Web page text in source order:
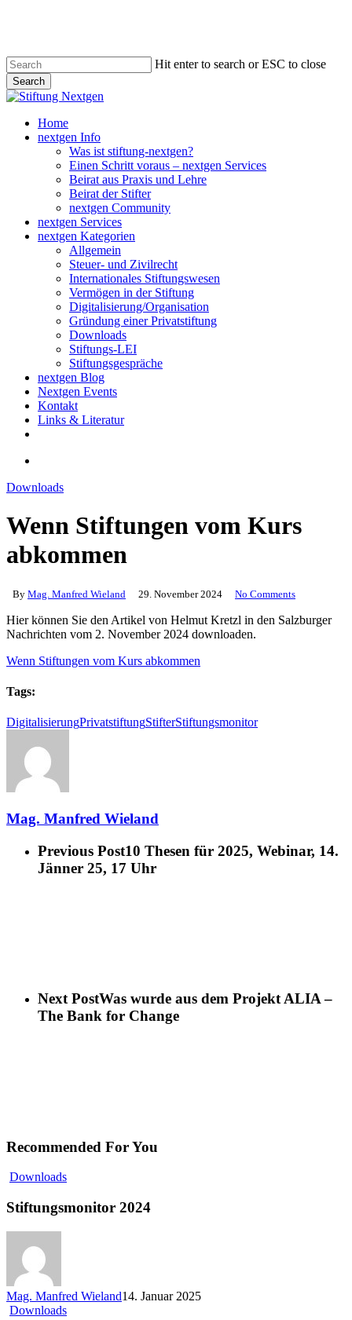
content
Hit enter to search or ESC to close
Search
Close
search
Menu
Home
nextgen Info
Was ist stiftung-nextgen?
Einen Schritt voraus – nextgen Services
Beirat aus Praxis und Lehre
Beirat der Stifter
nextgen Community
nextgen Services
nextgen Kategorien
Allgemein
Steuer- und Zivilrecht
Internationales Stiftungswesen
Vermögen in der Stiftung
Digitalisierung/Organisation
Gründung einer Privatstiftung
Downloads
Stiftungs-LEI
Stiftungsgespräche
nextgen Blog
Nextgen Events
Kontakt
Links & Literatur
Downloads
Wenn Stiftungen vom Kurs
abkommen
By Mag. Manfred Wieland 29. November 2024 No Comments
Hier können Sie den Artikel von Helmut Kretzl in den Salzburger
Nachrichten vom 2. November 2024 downloaden.
Wenn Stiftungen vom Kurs abkommen
Tags:
DigitalisierungPrivatstiftungStifterStiftungsmonitor
Mag. Manfred Wieland
Previous Post10 Thesen für 2025, Webinar, 14.
Jänner 25, 17 Uhr
Next PostWas wurde aus dem Projekt ALIA –
The Bank for Change
Recommended For You
DownloadsStiftungsmonitor
Stiftungsmonitor 2024
Mag. Manfred Wieland14. Januar 2025
DownloadsWenn